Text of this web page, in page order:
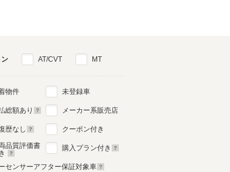
ン AT/CVT MT
物件
総額あり
歴なし
品質評価書
未登録車
メーカー系販売店
クーポン付き
購入プラン付き
センサーアフター保証対象車